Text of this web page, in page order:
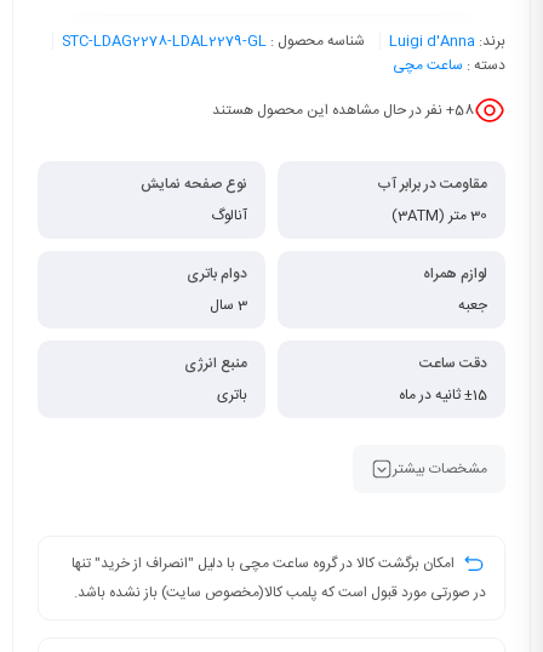
برند: Luigi d'Anna شناسه محصول : STC-LDAG2278-LDAL2279-GL
دسته : ساعت مچی
58+ نفر در حال مشاهده این محصول هستند
مقاومت در برابر آب
30 متر (3ATM)
نوع صفحه نمایش
آنالوگ
لوازم همراه
جعبه
دوام باتری
3 سال
دقت ساعت
±15 ثانیه در ماه
منبع انرژی
باتری
مشخصات بیشتر
امکان برگشت کالا در گروه ساعت مچی با دلیل "انصراف از خرید" تنها
در صورتی مورد قبول است که پلمب کالا(مخصوص سایت) باز نشده باشد.